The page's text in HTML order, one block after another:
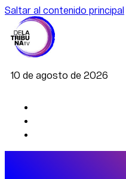
Saltar al contenido principal
10 de agosto de 2026